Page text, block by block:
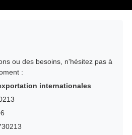
ou des besoins, n'hésitez pas à
:
internationales